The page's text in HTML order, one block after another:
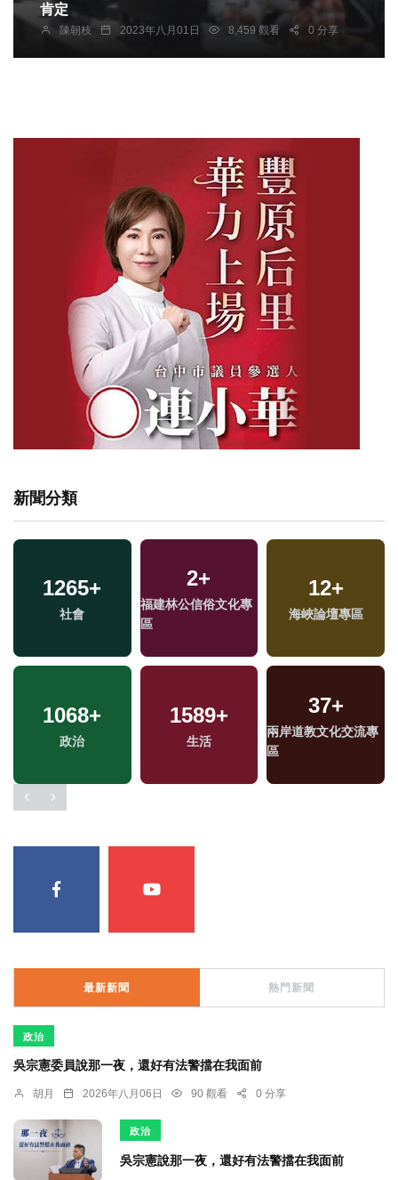
肯定
陳朝枝 2023年八月01日 8,459 觀看 0 分享
新聞分類
1265+
社會
2+
福建林公信俗文化專
區
12+
海峽論壇專區
1068+
政治
1589+
生活
37+
兩岸道教文化交流專
區
最新新聞 熱門新聞
政治
吳宗憲委員說那一夜，還好有法警擋在我面前
胡月 2026年八月06日 90 觀看 0 分享
政治
吳宗憲說那一夜，還好有法警擋在我面前